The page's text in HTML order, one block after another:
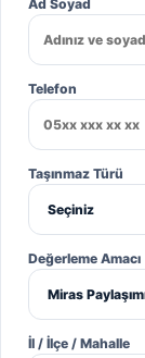
Ad Soyad
Telefon
Taşınmaz Türü
Değerleme Amacı
İl / İlçe / Mahalle